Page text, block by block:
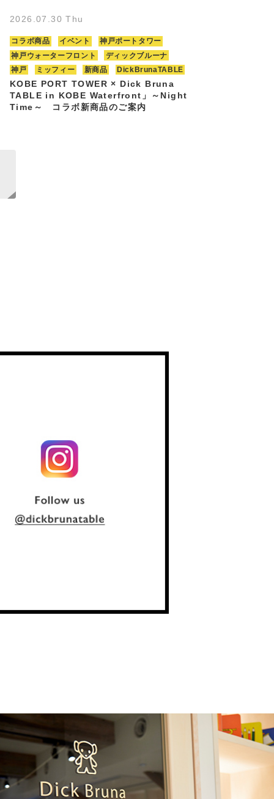
2026.07.30 Thu
コラボ商品 イベント
神戸ポートタワー
神戸ウォーターフロント
ディックブルーナ
神戸
ミッフィー 新商品 DickBrunaTABLE
KOBE PORT TOWER × Dick Bruna
TABLE in KOBE Waterfront」～Night
Time～ コラボ新商品のご案内